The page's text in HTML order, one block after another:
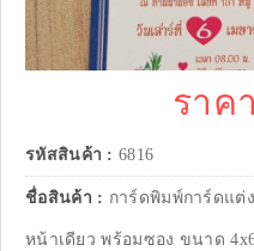
ราค
รหัสสินค้า : 6816
ชื่อสินค้า : การ์ดพิมพ์การ์ดแต่
หน้าเดียว พร้อมซอง ขนาด